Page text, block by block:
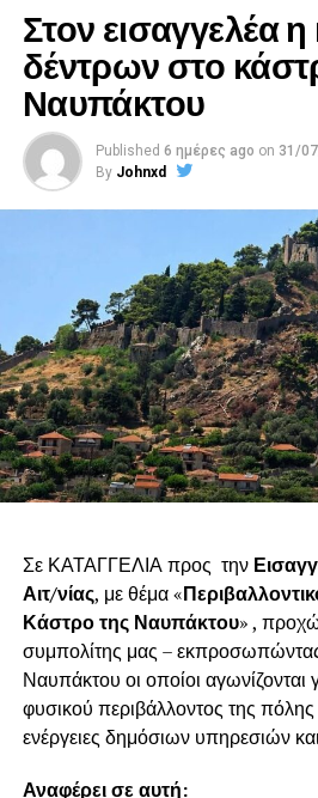
Στον εισαγγελέα
δέντρων στο
Ναυπάκτου
Published 6 ημέρες ago on 31/
By Johnxd
Σε ΚΑΤΑΓΓΕΛΙΑ προς την
Αιτ/νίας, με θέμα «
Κάστρο της Ναυπάκτου» ,
συμπολίτης μας –
Ναυπάκτου οι οποίοι αγωνίζονται
φυσικού περιβάλλοντος της
ενέργειες δημόσιων υπηρεσιών
Αναφέρει σε αυτή: